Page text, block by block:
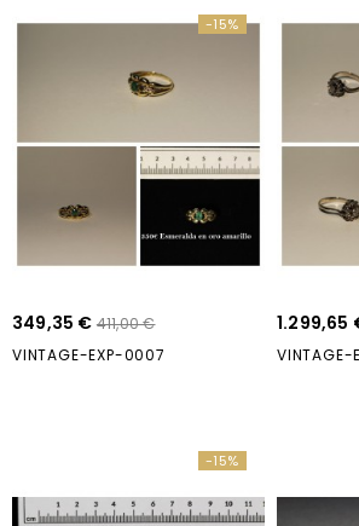
-15%
349,35 € 411,00 €
VINTAGE-EXP-0007
1.299,65
-15%